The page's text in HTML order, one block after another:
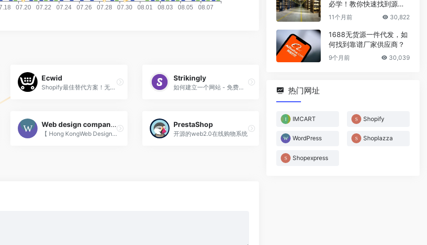
Ecwid
Shopify最佳替代方案！无需手续费.
Strikingly
如何建立一个网站 - 免费建站工具 | Strikingly
Web design company Hong Kong
【 Hong KongWeb Design Company】Web development services by a leading company
PrestaShop
开源的web2.0在线购物系统
必学！教你快速找到源头
厂家
11个月前 30,822
1688无货源一件代发，如
何找到靠谱厂家供应商？
9个月前 30,039
热门网址
IMCART Shopify
WordPress Shoplazza
Shopexpress